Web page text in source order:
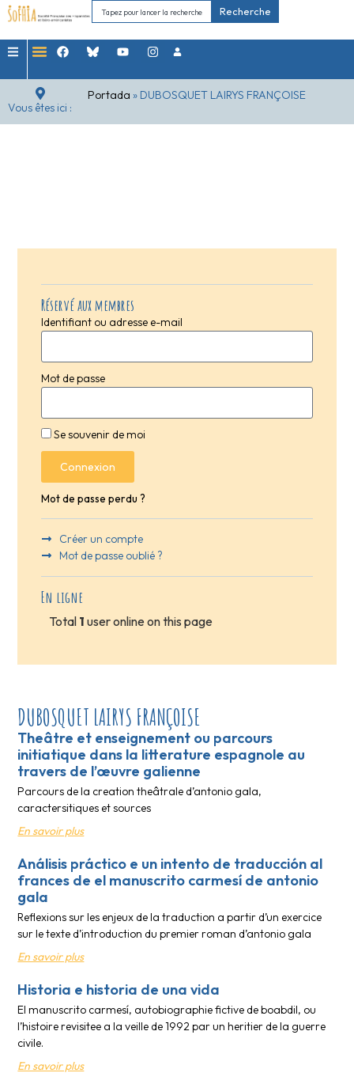
Recherche
Vous êtes ici :
Portada » DUBOSQUET LAIRYS FRANÇOISE
Réservé aux membres
Identifiant ou adresse e-mail
Mot de passe
Se souvenir de moi
Connexion
Mot de passe perdu ?
Créer un compte
Mot de passe oublié ?
En ligne
Total 1 user online on this page
DUBOSQUET LAIRYS FRANÇOISE
Theâtre et enseignement ou parcours
initiatique dans la litterature espagnole au
travers de l’œuvre galienne
Parcours de la creation theâtrale d’antonio gala,
caractersitiques et sources
En savoir plus
Análisis práctico e un intento de traducción al
frances de el manuscrito carmesí de antonio
gala
Reflexions sur les enjeux de la traduction a partir d’un exercice
sur le texte d’introduction du premier roman d’antonio gala
En savoir plus
Historia e historia de una vida
El manuscrito carmesí, autobiographie fictive de boabdil, ou
l’histoire revisitee a la veille de 1992 par un heritier de la guerre
civile.
En savoir plus